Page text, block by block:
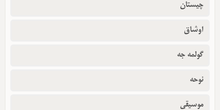
چیستان
اوشاق
گولمه جه
نوحه
موسیقی